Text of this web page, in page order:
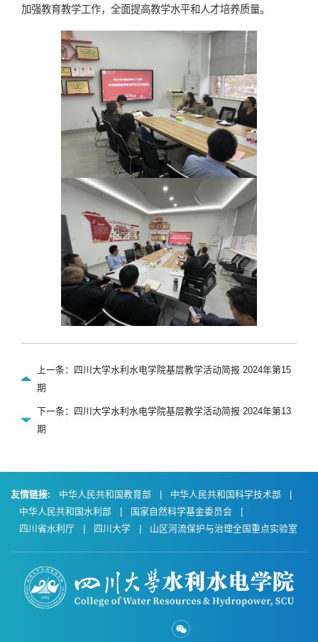
加强教育教学工作，全面提高教学水平和人才培养质量。
上一条：四川大学水利水电学院基层教学活动简报 2024年第15
期
下一条：四川大学水利水电学院基层教学活动简报 2024年第13
期
友情链接: 中华人民共和国教育部 中华人民共和国科学技术部
中华人民共和国水利部
国家自然科学基金委员会
四川省水利厅
四川大学 山区河流保护与治理全国重点实验室